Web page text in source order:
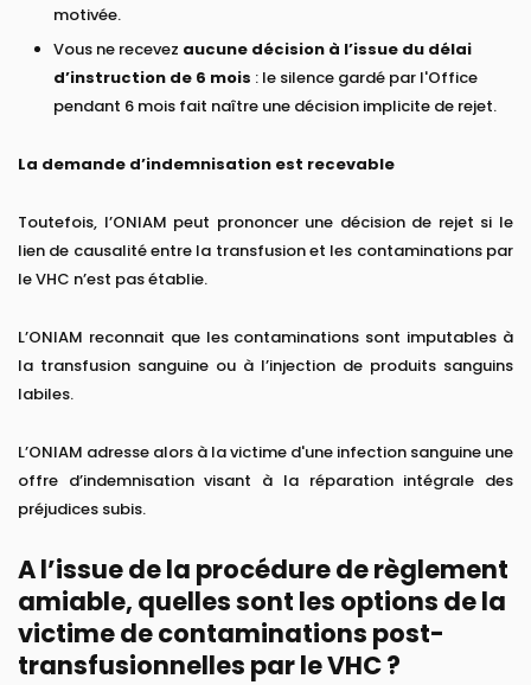
motivée.
Vous ne recevez aucune décision à l’issue du délai
d’instruction de 6 mois : le silence gardé par l'Office
pendant 6 mois fait naître une décision implicite de rejet.
La demande d’indemnisation est recevable
Toutefois, l’ONIAM peut prononcer une décision de rejet si le
lien de causalité entre la transfusion et les contaminations par
le VHC n’est pas établie.
L’ONIAM reconnait que les contaminations sont imputables à
la transfusion sanguine ou à l’injection de produits sanguins
labiles.
L’ONIAM adresse alors à la victime d'une infection sanguine une
offre d’indemnisation visant à la réparation intégrale des
préjudices subis.
A l’issue de la procédure de règlement
amiable, quelles sont les options de la
victime de contaminations post-
transfusionnelles par le VHC ?